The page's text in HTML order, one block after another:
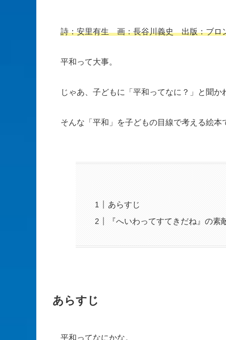
詩：安里有生 画：長谷川義史 出版：ブロ
平和って大事。
じゃあ、子どもに「平和ってなに？」と聞
そんな「平和」を子どもの目線で考える絵本
あらすじ
『へいわってすてきだね』の素
あらすじ
平和ってなにかな。